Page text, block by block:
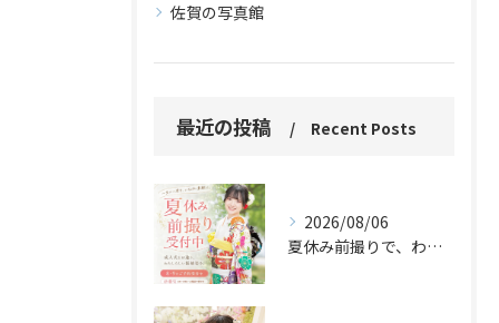
佐賀の写真館
最近の投稿 Recent Posts
2026/08/06
夏休み前撮りで、わたしらしい振袖姿を。